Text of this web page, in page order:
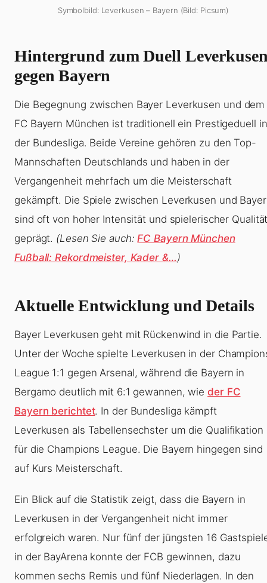
Symbolbild: Leverkusen – Bayern (Bild: Picsum)
Hintergrund zum Duell
gegen Bayern
Die Begegnung zwischen Bayer Leverkusen und dem
FC Bayern München ist traditionell ein Prestigeduell in
der Bundesliga. Beide Vereine gehören zu den Top-
Mannschaften Deutschlands und haben in der
Vergangenheit mehrfach um die Meisterschaft
gekämpft. Die Spiele zwischen Leverkusen und
sind oft von hoher Intensität und spielerischer
geprägt. (Lesen Sie auch:FC Bayern München
Fußball: Rekordmeister, Kader &…)
Aktuelle Entwicklung und Details
Bayer Leverkusen geht mit Rückenwind in die Partie.
Unter der Woche spielte Leverkusen in der
League 1:1 gegen Arsenal, während die Bayern in
Bergamo deutlich mit 6:1 gewannen, wieder FC
Bayern berichtet. In der Bundesliga kämpft
Leverkusen als Tabellensechster um die Qualifikation
für die Champions League. Die Bayern hingegen sind
auf Kurs Meisterschaft.
Ein Blick auf die Statistik zeigt, dass die Bayern in
Leverkusen in der Vergangenheit nicht immer
erfolgreich waren. Nur fünf der jüngsten 16
in der BayArena konnte der FCB gewinnen, dazu
kommen sechs Remis und fünf Niederlagen. In den